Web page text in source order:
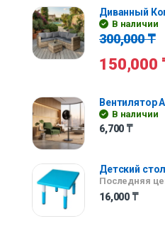
Диванный
В наличии
300,000₸
150,000
Вентилятор
В наличии
6,700 ₸
Детский
Последняя
16,000 ₸